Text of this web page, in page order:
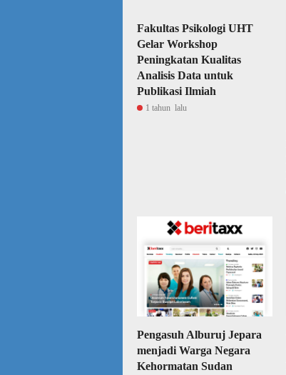
Fakultas Psikologi UHT
Gelar Workshop
Peningkatan Kualitas
Analisis Data untuk
Publikasi Ilmiah
1 tahun lalu
Pengasuh Alburuj Jepara
menjadi Warga Negara
Kehormatan Sudan